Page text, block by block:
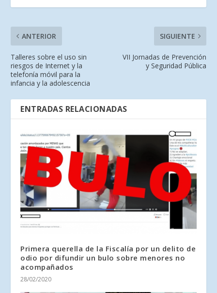
ANTERIOR
Talleres sobre el uso sin
riesgos de Internet y la
telefonía móvil para la
infancia y la adolescencia
SIGUIENTE
VII Jornadas de Prevención
y Seguridad Pública
ENTRADAS RELACIONADAS
Primera querella de la Fiscalía por un delito de
odio por difundir un bulo sobre menores no
acompañados
28/02/2020